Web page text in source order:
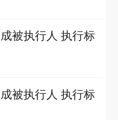
被执行人 执行标
被执行人 执行标